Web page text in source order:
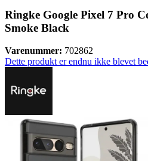
Ringke Google Pixel 7 Pro
Smoke Black
Varenummer: 702862
Dette produkt er endnu ikke blevet